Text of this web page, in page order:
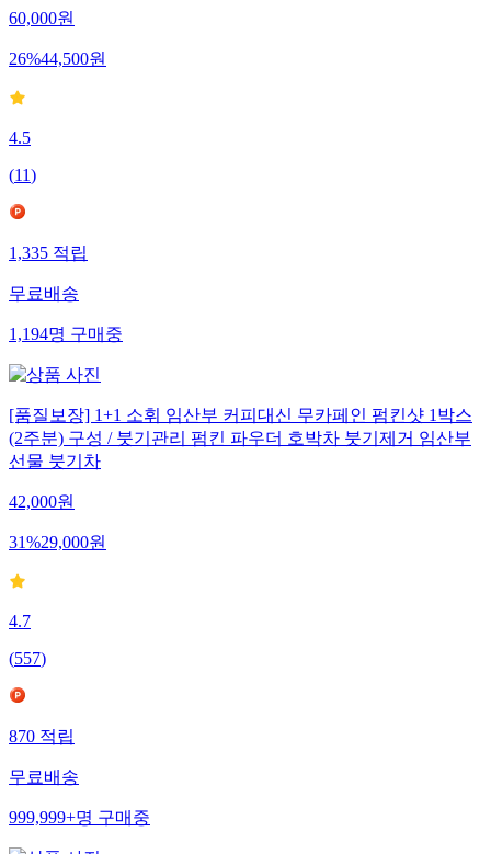
60,000원
26%44,500원
4.5
(11)
1,335적립
무료배송
1,194명구매중
[품질보장] 1+1 소휘 임산부 커피대신 무카페인 펌킨샷 1박스
(2주분) 구성 / 붓기관리 펌킨 파우더 호박차 붓기제거 임산부
선물 붓기차
42,000원
31%29,000원
4.7
(557)
870적립
무료배송
999,999+명구매중